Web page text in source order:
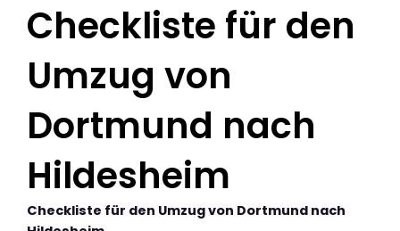
Checkliste für den
Umzug von
Dortmund nach
Hildesheim
Checkliste für den Umzug von Dortmund nach